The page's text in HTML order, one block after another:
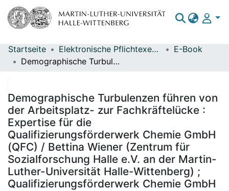
Bereiche & Sammlungen
Statistiken
Startseite Elektronische Pflichtexemplare
E-Book
Demographische Turbulenzen führen von der Arbeitsplatz- zur Fachkräftelücke : Expertise für die Qualifizierungsförderwerk Chemie GmbH (QFC) / Bettina Wiener (Zentrum für Sozialforschung Halle e.V. an der Martin-Luther-Universität Halle-Wittenberg) ; Qualifizierungsförderwerk Chemie GmbH
Demographische Turbulenzen führen von
der Arbeitsplatz- zur Fachkräftelücke :
Expertise für die
Qualifizierungsförderwerk Chemie GmbH
(QFC) / Bettina Wiener (Zentrum für
Sozialforschung Halle e.V. an der Martin-
Luther-Universität Halle-Wittenberg) ;
Qualifizierungsförderwerk Chemie GmbH